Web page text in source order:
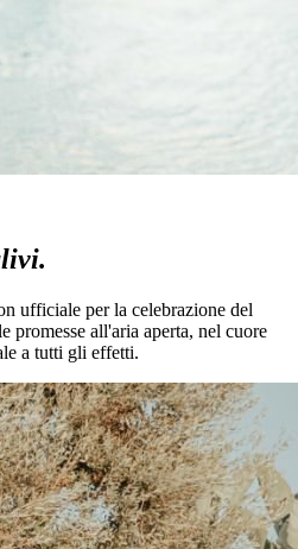
ufficiale per la celebrazione del
promesse all'aria aperta, nel cuore
a tutti gli effetti.